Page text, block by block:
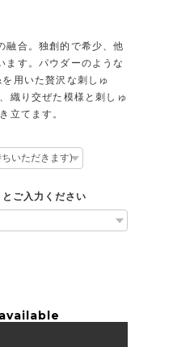
融合。独創的で希少、他
ます。パウダーのような
用いた贅沢な刺しゅ
織り交ぜた模様と刺しゅ
立てます。
ご入力ください